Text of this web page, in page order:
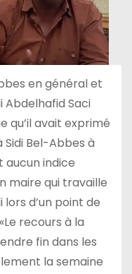
en général et
Abdelhafid Saci
qu’il avait exprimé
Bel-Abbes à
aucun indice
maire qui travaille
d’un point de
recours à la
fin dans les
la semaine